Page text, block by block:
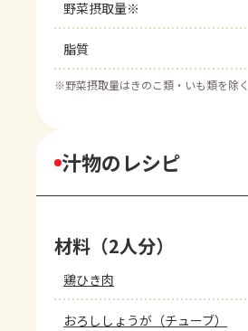
野菜摂取量※
脂質
※野菜摂取量はきのこ類・いも類を除く
汁物のレシピ
材料（2人分）
鶏ひき肉
おろししょうが（チューブ）